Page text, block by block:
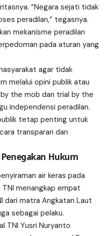
“Negara sejati tidak
peradilan,” tegasnya.
mekanisme peradilan
pada aturan yang
agar tidak
melalui opini publik atau
the mob dan trial by the
independensi peradilan.
tetap penting untuk
transparan dan
Hukum
air keras pada
TNI menangkap empat
dari matra Angkatan Laut
sebagai pelaku.
TNI Yusri Nuryanto